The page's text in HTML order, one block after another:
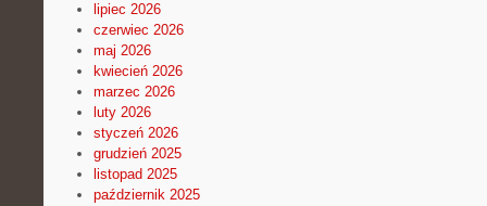
lipiec 2026
czerwiec 2026
maj 2026
kwiecień 2026
marzec 2026
luty 2026
styczeń 2026
grudzień 2025
listopad 2025
październik 2025